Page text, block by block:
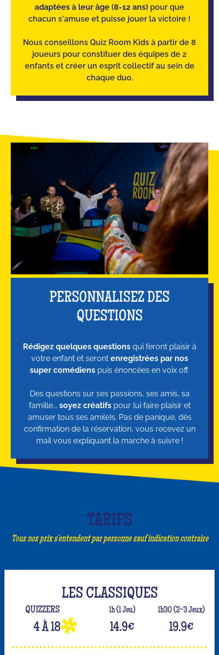
adaptées à leur âge (8-12 ans) pour que
chacun s'amuse et puisse jouer la victoire !
Nous conseillons Quiz Room Kids à partir de 8
joueurs pour constituer des équipes de 2
enfants et créer un esprit collectif au sein de
chaque duo.
PERSONNALISEZ DES
QUESTIONS
Rédigez quelques questionsqui feront plaisir à
votre enfant et seront enregistrées par nos
super comédiens puis énoncées en voix off.
Des questions sur ses passions, ses amis, sa
famille... soyez créatifspour lui faire plaisir et
amuser tous ses ami(e)s. Pas de panique, dès
confirmation de la réservation, vous recevez un
mail vous expliquant la marche à suivre !
TARIFS
Tous nos prix s’entendent par personne sauf indication contraire
LES CLASSIQUES
QUIZZERS 1h (1 Jeu) 1h30 (2-3 Jeux)
4 À 18 14.9€ 19.9€